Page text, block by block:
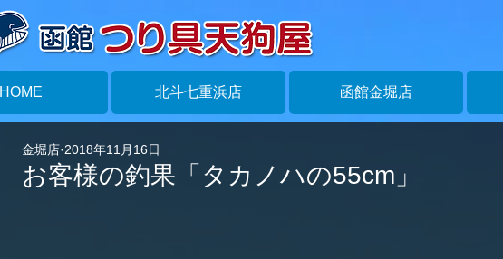
HOME 北斗七重浜店 函館金堀店
お客様の釣果「タカノハの55cm」
金堀店 2018年11月16日